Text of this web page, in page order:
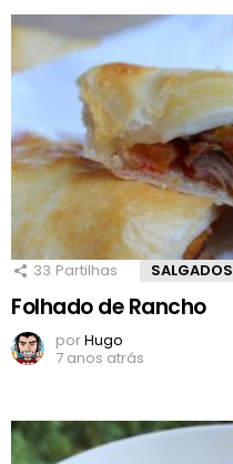
33 Partilhas SALGADOS
Folhado de Rancho
porHugo
7 anos atrás